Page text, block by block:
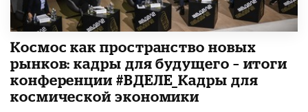
Космос как пространство новых
рынков: кадры для будущего – итоги
конференции #ВДЕЛЕ_Кадры для
космической экономики